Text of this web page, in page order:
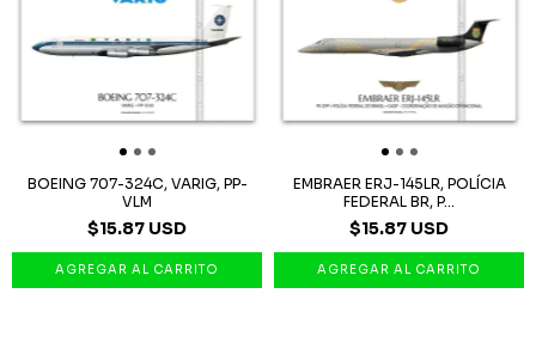
BOEING 707-324C, VARIG, PP-
VLM
$15.87 USD
EMBRAER ERJ-145LR, POLÍCIA
FEDERAL BR, P...
$15.87 USD